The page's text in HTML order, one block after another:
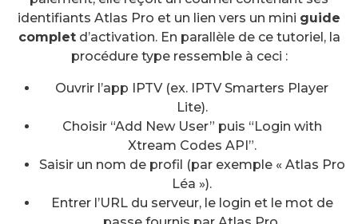
identifiants Atlas Pro et un lien vers un mini guide
completd’activation. En parallèle de ce tutoriel, la
procédure type ressemble à ceci :
Ouvrir l’app IPTV (ex. IPTV Smarters Player
Lite).
Choisir “Add New User” puis “Login with
Xtream Codes API”.
Saisir un nom de profil (par exemple « Atlas Pro
Léa »).
Entrer l’URL du serveur, le login et le mot de